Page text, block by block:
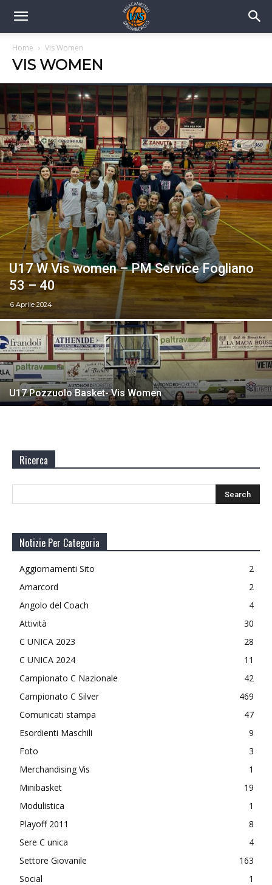
Home Vis Women
VIS WOMEN
U17 W Vis women – PM Service Fogliano
53 – 40
6 Aprile 2024
U17 Pozzuolo Basket- Vis Women
Ricerca
Notizie Per Categoria
Aggiornamenti Sito
2
Amarcord
2
Angolo del Coach
4
Attività
30
C UNICA 2023
28
C UNICA 2024
11
Campionato C Nazionale
42
Campionato C Silver
469
Comunicati stampa
47
Esordienti Maschili
9
Foto
3
Merchandising Vis
1
Minibasket
19
Modulistica
1
Playoff 2011
8
Sere C unica
4
Settore Giovanile
163
Social
1